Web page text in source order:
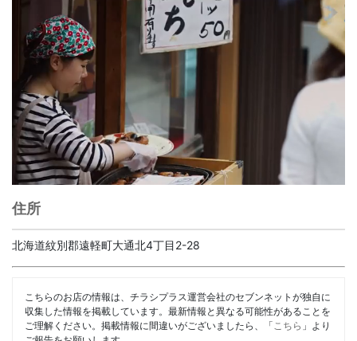
住所
北海道紋別郡遠軽町大通北4丁目2-28
こちらのお店の情報は、チラシプラス運営会社のセブンネットが独自に
収集した情報を掲載しています。最新情報と異なる可能性があることを
ご理解ください。掲載情報に間違いがございましたら、「 こちら 」より